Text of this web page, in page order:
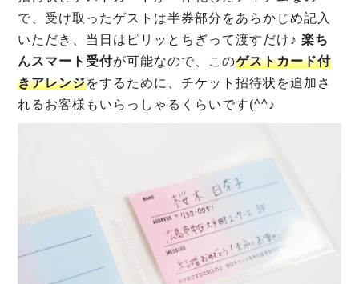
で、受け取ったゲストは半券部分をあらかじめ記入
いただき、当日はピリッとちぎって渡すだけ♪楽ち
んスマート受付が可能なので、このゲストカード付
きアレンジをするために、チケット招待状を追加さ
れるお客様もいらっしゃるくらいです(^^♪